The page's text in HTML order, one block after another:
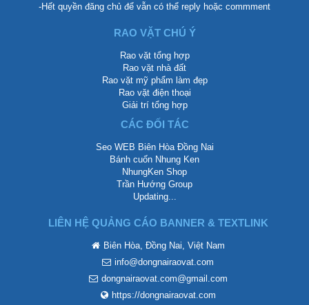
-Hết quyền đăng chủ để vẫn có thể reply hoặc commment
RAO VẶT CHÚ Ý
Rao vặt tổng hợp
Rao vặt nhà đất
Rao vặt mỹ phẩm làm đẹp
Rao vặt điện thoại
Giải trí tổng hợp
CÁC ĐỐI TÁC
Seo WEB Biên Hòa Đồng Nai
Bánh cuốn Nhung Ken
NhungKen Shop
Trần Hướng Group
Updating...
LIÊN HỆ QUẢNG CÁO BANNER & TEXTLINK
Biên Hòa, Đồng Nai, Việt Nam
info@dongnairaovat.com
dongnairaovat.com@gmail.com
https://dongnairaovat.com